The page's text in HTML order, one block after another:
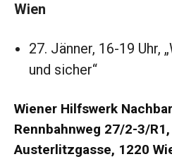
Wien
27. Jänner, 16-19 Uhr,
und sicher“
Wiener Hilfswerk
Rennbahnweg 27/2-3/
Austerlitzgasse, 1220